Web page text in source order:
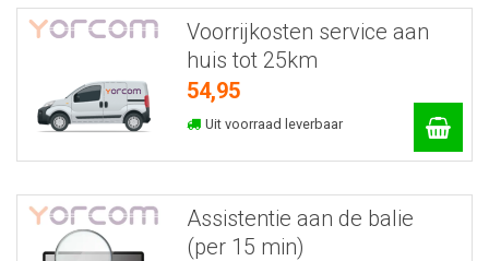
Voorrijkosten service aan
huis tot 25km
54,95
Uit voorraad leverbaar
Assistentie aan de balie
(per 15 min)